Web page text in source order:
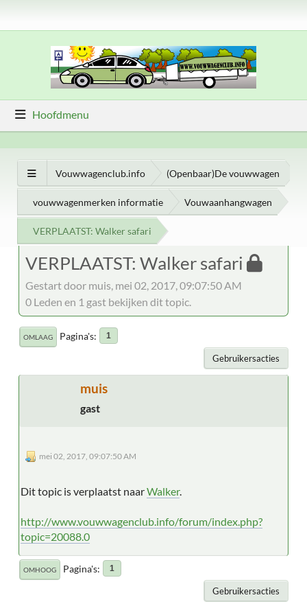
Hoofdmenu
Vouwwagenclub.info (Openbaar)De vouwwagen
vouwwagenmerken informatie Vouwaanhangwagen
VERPLAATST: Walker safari
VERPLAATST: Walker safari
Gestart door muis, mei 02, 2017, 09:07:50 AM
0 Leden en 1 gast bekijken dit topic.
OMLAAG Pagina's 1
Gebruikersacties
muis
gast
mei 02, 2017, 09:07:50 AM
Dit topic is verplaatst naarWalker.
http://www.vouwwagenclub.info/forum/index.php?
topic=20088.0
OMHOOG Pagina's 1
Gebruikersacties